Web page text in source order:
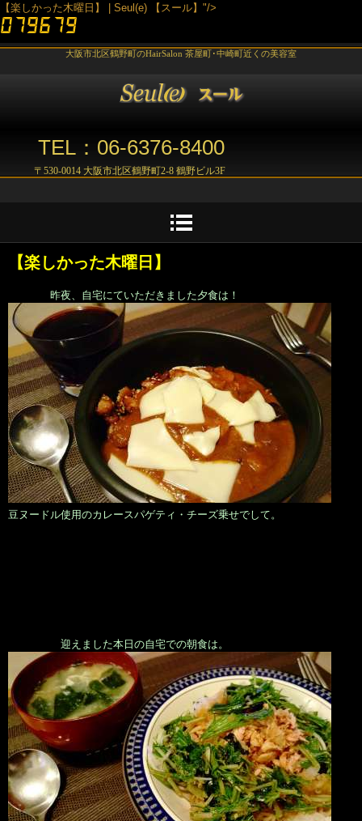
【楽しかった木曜日】 | Seul(e) 【スール】"/>
大阪市北区鶴野町のHairSalon 茶屋町･中崎町近くの美容室
TEL：06-6376-8400
〒530-0014 大阪市北区鶴野町2-8 鶴野ビル3F
【楽しかった木曜日】
昨夜、自宅にていただきました夕食は！
豆ヌードル使用のカレースパゲティ・チーズ乗せでして。
迎えました本日の自宅での朝食は。